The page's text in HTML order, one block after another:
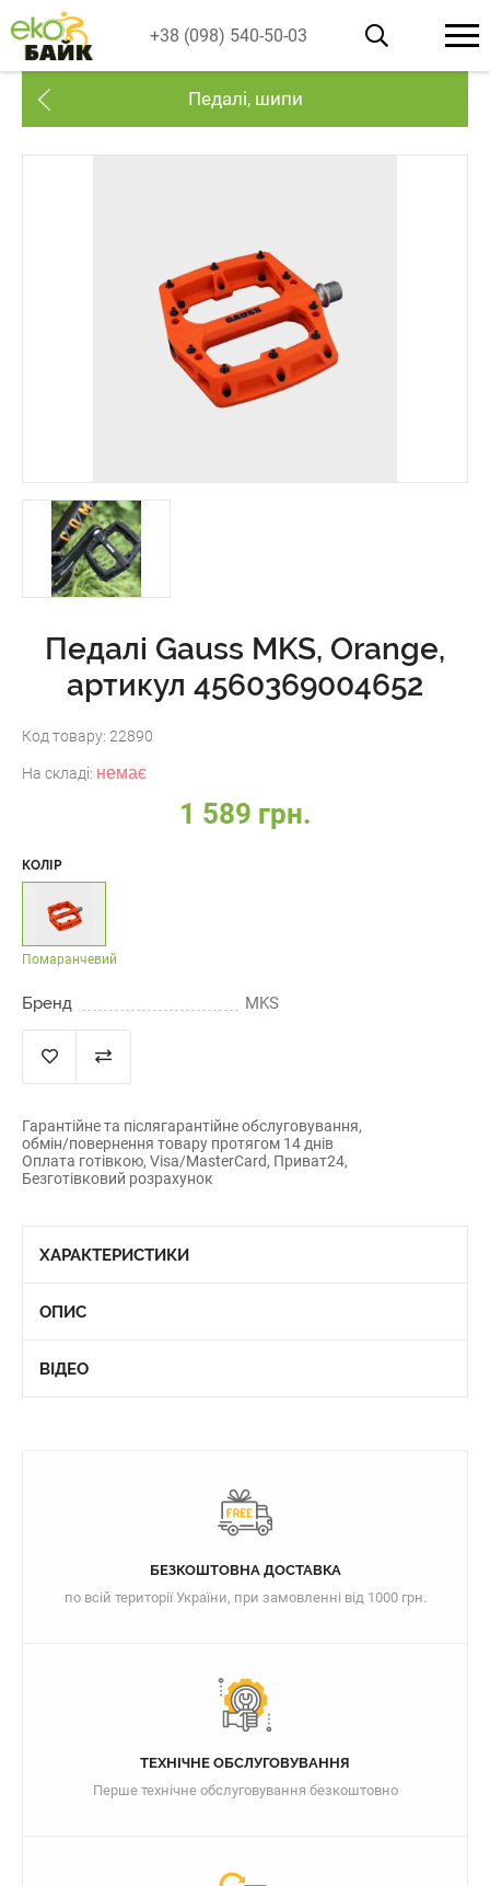
+38 (098) 540-50-03
Педалі, шипи
Педалі Gauss MKS, Orange,
артикул 4560369004652
Код товару: 22890
На складі: немає
1 589 грн.
КОЛІР
Помаранчевий
Бренд MKS
Гарантійне та післягарантійне обслуговування,
обмін/повернення товару протягом 14 днів
Оплата готівкою, Visa/MasterCard, Приват24,
Безготівковий розрахунок
ХАРАКТЕРИСТИКИ
ОПИС
ВІДЕО
БЕЗКОШТОВНА ДОСТАВКА
по всій території України, при замовленні від 1000 грн.
ТЕХНІЧНЕ ОБСЛУГОВУВАННЯ
Перше технічне обслуговування безкоштовно